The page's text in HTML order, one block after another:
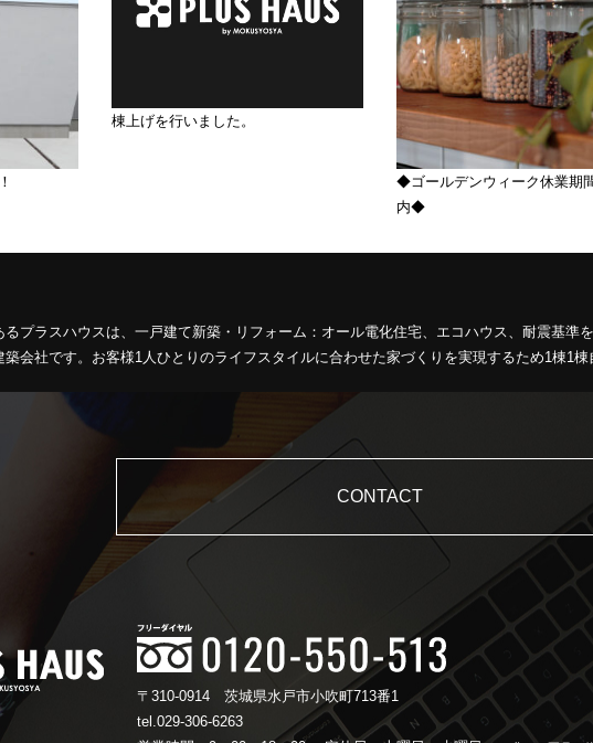
棟上げを行いました。
◆ゴールデンウィーク休業期
内◆
るプラスハウスは、一戸建て新築・リフォーム：オール電化住宅、エコハウス、耐震基準
会社です。お客様1人ひとりのライフスタイルに合わせた家づくりを実現するため1棟1棟
CONTACT
〒310-0914 茨城県水戸市小吹町713番1
tel.029-306-6263